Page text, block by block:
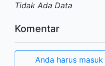
Tidak Ada Data
Komentar
Anda harus